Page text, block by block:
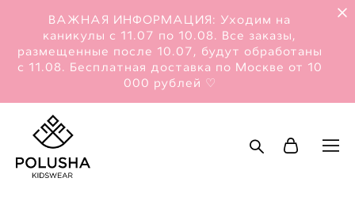
ВАЖНАЯ ИНФОРМАЦИЯ: Уходим на
каникулы с 11.07 по 10.08. Все заказы,
размещенные после 10.07, будут обработаны
с 11.08. Бесплатная доставка по Москве от 10
000 рублей ♡